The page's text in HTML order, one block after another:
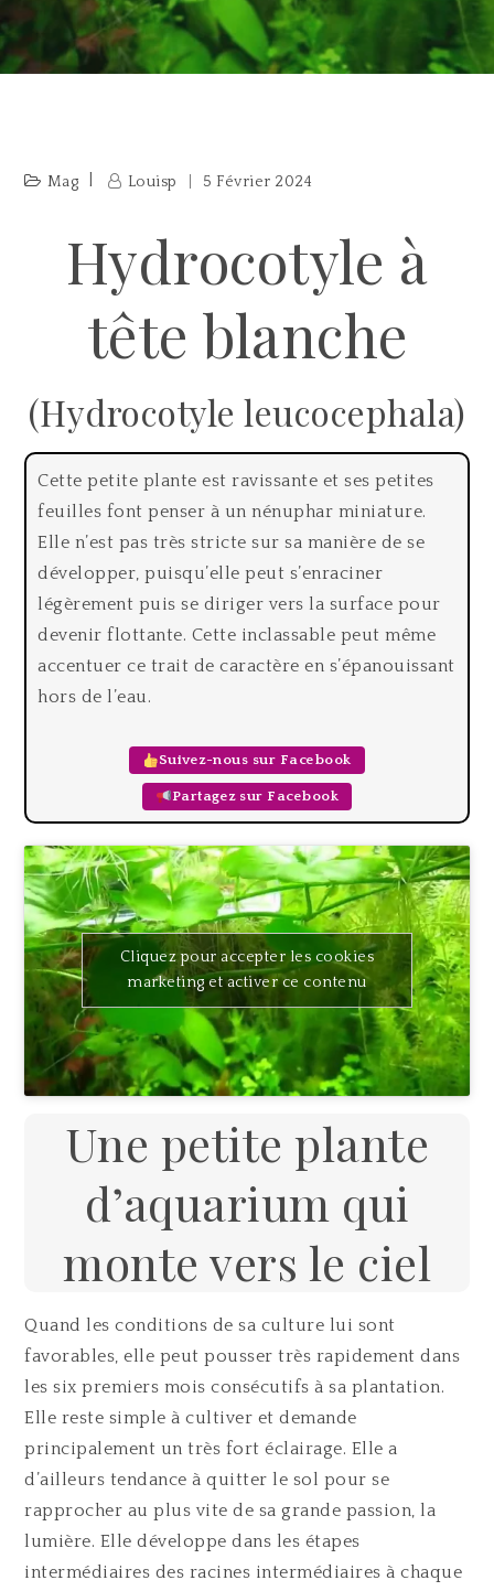
Mag Louisp 5 Février 2024
Hydrocotyle à
tête blanche
(Hydrocotyle leucocephala)
Cette petite plante est ravissante et ses petites
feuilles font penser à un nénuphar miniature.
Elle n’est pas très stricte sur sa manière de se
développer, puisqu’elle peut s’enraciner
légèrement puis se diriger vers la surface pour
devenir flottante. Cette inclassable peut même
accentuer ce trait de caractère en s’épanouissant
hors de l’eau.
Suivez-nous sur Facebook
Partagez sur Facebook
Cliquez pour accepter les cookies
marketing et activer ce contenu
Une petite plante
d’aquarium qui
monte vers le ciel
Quand les conditions de sa culture lui sont
favorables, elle peut pousser très rapidement dans
les six premiers mois consécutifs à sa plantation.
Elle reste simple à cultiver et demande
principalement un très fort éclairage. Elle a
d’ailleurs tendance à quitter le sol pour se
rapprocher au plus vite de sa grande passion, la
lumière. Elle développe dans les étapes
intermédiaires des racines intermédiaires à chaque